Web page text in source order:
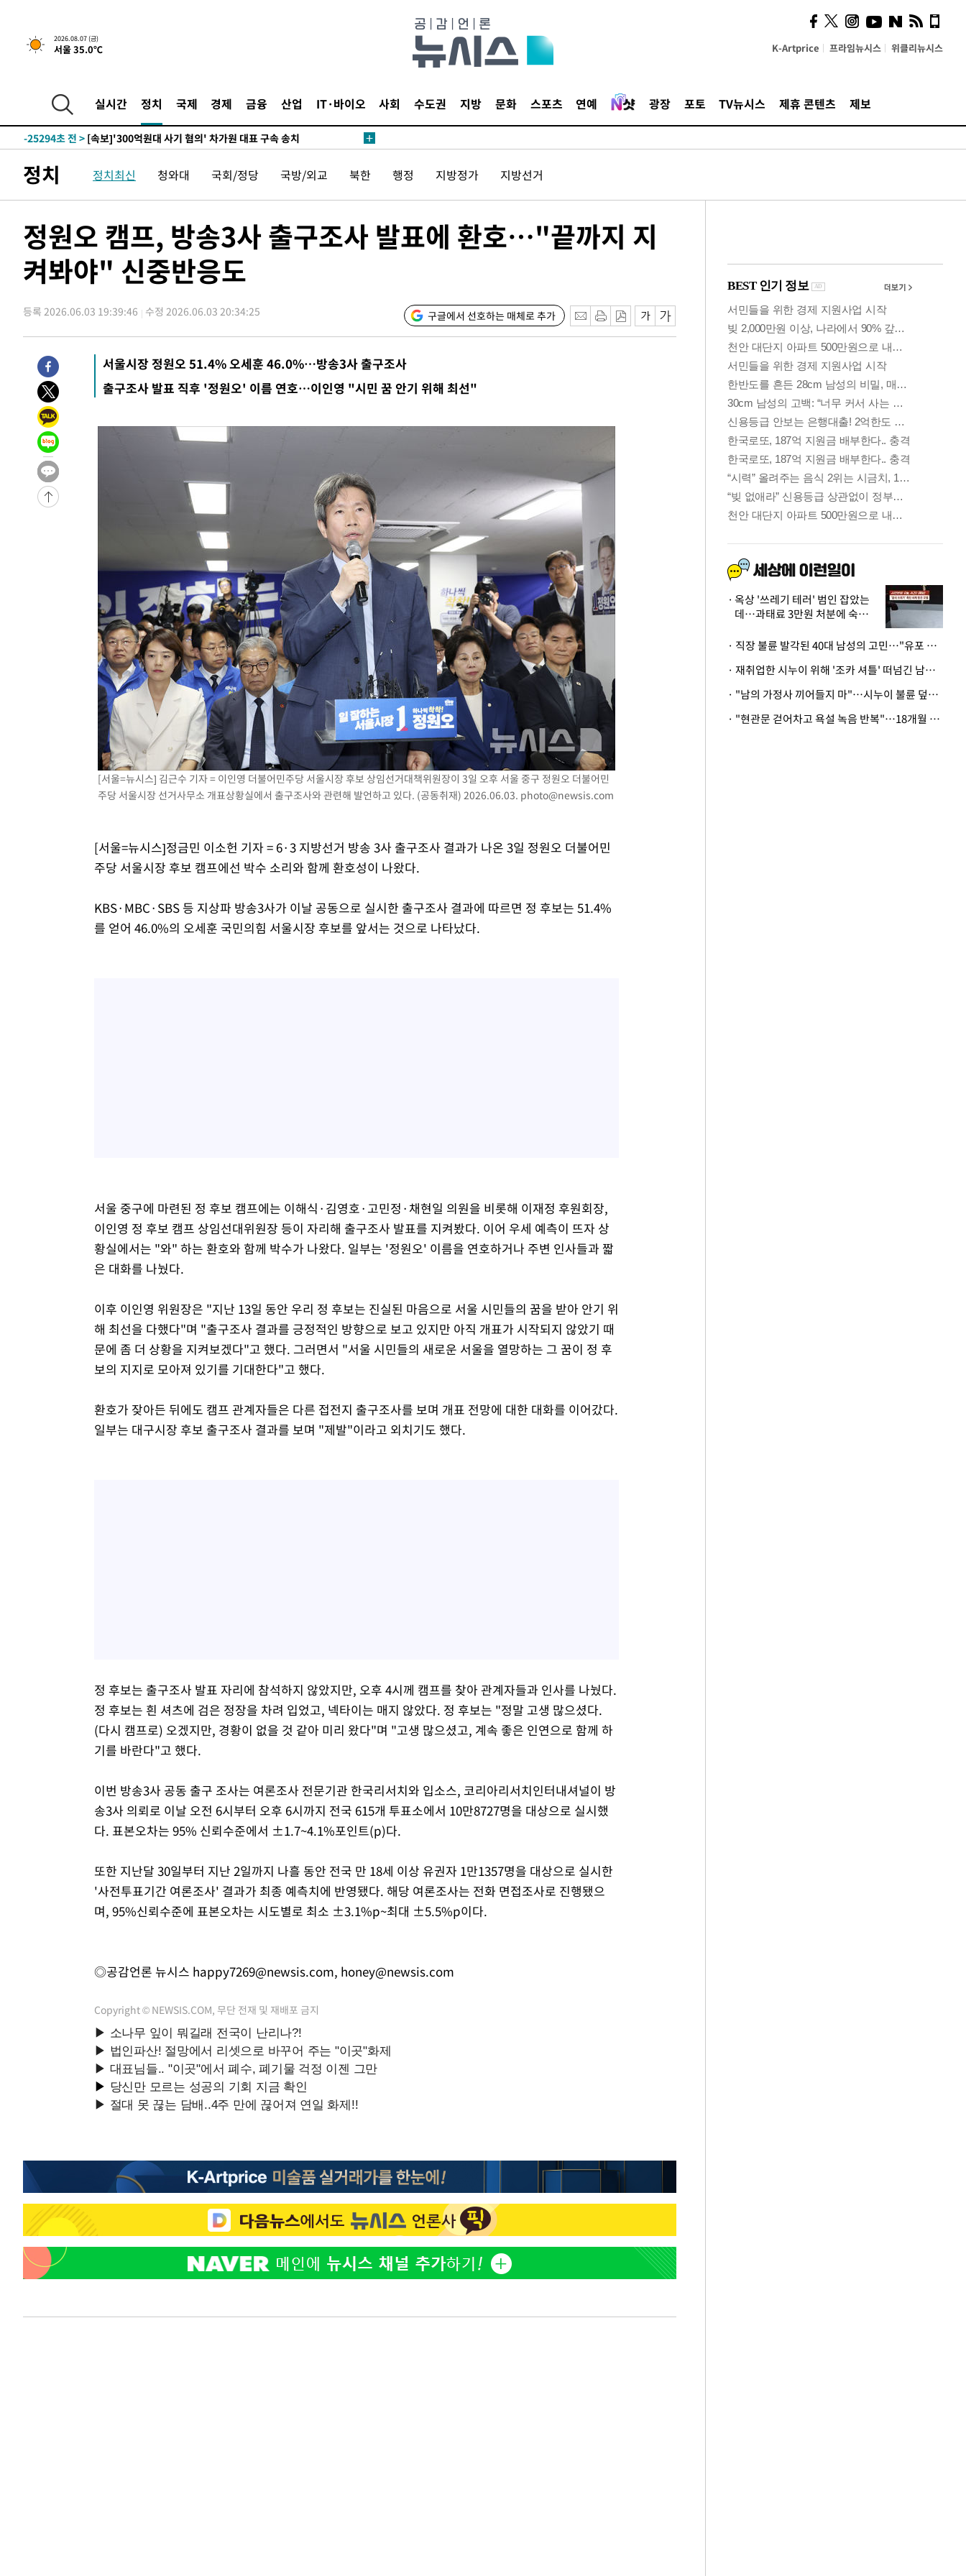
2026.08.07 (금)
서울 35.0℃ K-Artprice 프라임뉴시스 위클리뉴시스
실시간 정치 국제 경제 금융 산업 IT·바이오 사회 수도권 지방 문화 스포츠 연예 광장 포토 TV뉴시스 제휴 콘텐츠 제보
-8380초 전 >[속보] 뉴욕증시, 일제 하락 마감…나스닥 0.06%↓
-29444초 전 >
[속보]종합특검, '관저이전 봐주기 감사' 유병호 구속기소
-26044초 전 >
-25294초 전 > [속보]'300억원대 사기 혐의' 차가원 대표 구속 송치
-23001초 전 >
[속보]경찰·노동부, HL만도 평택사업장 끼임 사망 관련 압수수색
-22882초 전 >[속보]합수본, '투표율 허위 입력' 중앙·서울·경기도 선관위 등 9곳
-22433초 전 >[속보]삼성전자·SK하이닉스 동반 강보합…1%대 상승 출발
-22419초 전 >[속보]코스닥, 5.95포인트(0.74%) 상승한 807.62개장
-22387초 전 >[속보]코스피, 6300선 재탈환…1.09% 오른 6365.07 개장
태
-18850초 전 >입추에도 극한더위…서울 낮 39도 '폭염중대경보'
-13814초 전 >이란, 호르무즈서 "적국 목표물들"과 대치로 남부 케슘섬에서 두차
례 큰 폭발음
-12529초 전 >
[속보]美, 폴리실리콘 수입 규제…파생제품 15% 관세, 120일 후
발효
-10680초 전 >
[속보]트럼프, 美 원정출산 금지 행정명령 서명
-8380초 전 >
[속보] 뉴욕증시, 일제 하락 마감…나스닥 0.06%↓
-29578초 전 >
-29444초 전 >
[속보]종합특검, '관저이전 봐주기 감사' 유병호 구속기소
-26044초 전 >
-25294초 전 >
[속보]'300억원대 사기 혐의' 차가원 대표 구속 송치
-24488초 전 >
"미 전국적 살모네라 식중독 원인은 멕시코산 할라피뇨"-- CDC
[속보]경찰·노동부, HL만도 평택사업장 끼임 사망 관련 압수수색
[속보]합수본, '투표율 허위 입력' 중앙·서울·경기도 선관위 등 9곳
[속보]원·달러 환율, 오전 9시 1423.8원
[속보]삼성전자·SK하이닉스 동반 강보합…1%대 상승 출발
[속보]코스닥, 5.95포인트(0.74%) 상승한 807.62개장
[속보]코스피, 6300선 재탈환…1.09% 오른 6365.07 개장
시리아 다마스쿠스 교외에서 미니버스 폭발.. 14명 부상, 3명은 중
입추에도 극한더위…서울 낮 39도 '폭염중대경보'
이란, 호르무즈서 "적국 목표물들"과 대치로 남부 케슘섬에서 두차
[속보]美, 폴리실리콘 수입 규제…파생제품 15% 관세, 120일 후
[속보]트럼프, 美 원정출산 금지 행정명령 서명
[속보] 뉴욕증시, 일제 하락 마감…나스닥 0.06%↓
정치 정치최신 청와대 국회/정당 국방/외교 북한 행정 지방정가 지방선거
정원오 캠프, 방송3사 출구조사 발표에 환호…"끝까지 지
켜봐야" 신중반응도
등록 2026.06.03 19:39:46 수정 2026.06.03 20:34:25 구글에서 선호하는 매체로 추가
서울시장 정원오 51.4% 오세훈 46.0%…방송3사 출구조사
출구조사 발표 직후 '정원오' 이름 연호…이인영 "시민 꿈 안기 위해 최선"
[서울=뉴시스] 김근수 기자 = 이인영 더불어민주당 서울시장 후보 상임선거대책위원장이 3일 오후 서울 중구 정원오 더불어민
주당 서울시장 선거사무소 개표상황실에서 출구조사와 관련해 발언하고 있다. (공동취재) 2026.06.03. photo@newsis.com
[서울=뉴시스]정금민 이소헌 기자 = 6·3 지방선거 방송 3사 출구조사 결과가 나온 3일 정원오 더불어민
주당 서울시장 후보 캠프에선 박수 소리와 함께 환호성이 나왔다.
KBS·MBC·SBS 등 지상파 방송3사가 이날 공동으로 실시한 출구조사 결과에 따르면 정 후보는 51.4%
를 얻어 46.0%의 오세훈 국민의힘 서울시장 후보를 앞서는 것으로 나타났다.
서울 중구에 마련된 정 후보 캠프에는 이해식·김영호·고민정·채현일 의원을 비롯해 이재정 후원회장,
이인영 정 후보 캠프 상임선대위원장 등이 자리해 출구조사 발표를 지켜봤다. 이어 우세 예측이 뜨자 상
황실에서는 "와" 하는 환호와 함께 박수가 나왔다. 일부는 '정원오' 이름을 연호하거나 주변 인사들과 짧
은 대화를 나눴다.
이후 이인영 위원장은 "지난 13일 동안 우리 정 후보는 진실된 마음으로 서울 시민들의 꿈을 받아 안기 위
해 최선을 다했다"며 "출구조사 결과를 긍정적인 방향으로 보고 있지만 아직 개표가 시작되지 않았기 때
문에 좀 더 상황을 지켜보겠다"고 했다. 그러면서 "서울 시민들의 새로운 서울을 열망하는 그 꿈이 정 후
보의 지지로 모아져 있기를 기대한다"고 했다.
환호가 잦아든 뒤에도 캠프 관계자들은 다른 접전지 출구조사를 보며 개표 전망에 대한 대화를 이어갔다.
일부는 대구시장 후보 출구조사 결과를 보며 "제발"이라고 외치기도 했다.
정 후보는 출구조사 발표 자리에 참석하지 않았지만, 오후 4시께 캠프를 찾아 관계자들과 인사를 나눴다.
정 후보는 흰 셔츠에 검은 정장을 차려 입었고, 넥타이는 매지 않았다. 정 후보는 "정말 고생 많으셨다.
(다시 캠프로) 오겠지만, 경황이 없을 것 같아 미리 왔다"며 "고생 많으셨고, 계속 좋은 인연으로 함께 하
기를 바란다"고 했다.
이번 방송3사 공동 출구 조사는 여론조사 전문기관 한국리서치와 입소스, 코리아리서치인터내셔널이 방
송3사 의뢰로 이날 오전 6시부터 오후 6시까지 전국 615개 투표소에서 10만8727명을 대상으로 실시했
다. 표본오차는 95% 신뢰수준에서 ±1.7~4.1%포인트(p)다.
또한 지난달 30일부터 지난 2일까지 나흘 동안 전국 만 18세 이상 유권자 1만1357명을 대상으로 실시한
'사전투표기간 여론조사' 결과가 최종 예측치에 반영됐다. 해당 여론조사는 전화 면접조사로 진행됐으
며, 95%신뢰수준에 표본오차는 시도별로 최소 ±3.1%p~최대 ±5.5%p이다.
◎공감언론 뉴시스 happy7269@newsis.com, honey@newsis.com
Copyright © NEWSIS.COM, 무단 전재 및 재배포 금지
시, 스마트폰 액세서리에
NFC 더했다
옥상 '쓰레기 테러' 범인 잡았는
데…과태료 3만원 처분에 숙박업
· 직장 불륜 발각된 40대 남성의 고민…"유포 동료 명예훼손·협박죄 고소 가능할까"
· 재취업한 시누이 위해 '조카 셔틀' 떠넘긴 남편…아내 "난 못한다"
· "남의 가정사 끼어들지 마"…시누이 불륜 덮으려는 남편에 억울한 아내
· "현관문 걷어차고 욕설 녹음 반복"…18개월 아기 키우는 집 뒤흔든 '앞집의 비극'